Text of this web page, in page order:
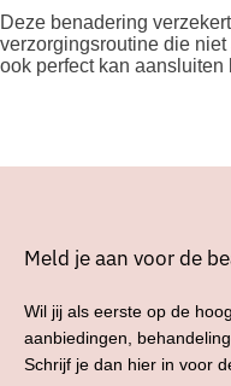
Deze benadering
verzorgingsroutine die
ook perfect kan
Meld je aan voor de
Wil jij als eerste op de
aanbiedingen,
Schrijf je dan hier in voor